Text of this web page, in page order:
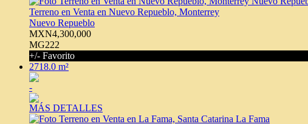
Terreno en Venta en Nuevo Repueblo, Monterrey
Nuevo Repueblo
MXN4,300,000
MG222
+/- Favorito
2718.0 m²
-
MÁS DETALLES